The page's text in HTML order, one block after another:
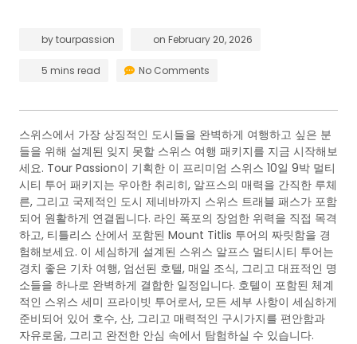
bytourpassion on February 20, 2026
5 mins read No Comments
스위스에서 가장 상징적인 도시들을 완벽하게 여행하고 싶은 분
들을 위해 설계된 잊지 못할 스위스 여행 패키지를 지금 시작해보
세요. Tour Passion이 기획한 이 프리미엄 스위스 10일 9박 멀티
시티 투어 패키지는 우아한 취리히, 알프스의 매력을 간직한 루체
른, 그리고 국제적인 도시 제네바까지 스위스 트래블 패스가 포함
되어 원활하게 연결됩니다. 라인 폭포의 장엄한 위력을 직접 목격
하고, 티틀리스 산에서 포함된 Mount Titlis 투어의 짜릿함을 경
험해보세요. 이 세심하게 설계된 스위스 알프스 멀티시티 투어는
경치 좋은 기차 여행, 엄선된 호텔, 매일 조식, 그리고 대표적인 명
소들을 하나로 완벽하게 결합한 일정입니다. 호텔이 포함된 체계
적인 스위스 세미 프라이빗 투어로서, 모든 세부 사항이 세심하게
준비되어 있어 호수, 산, 그리고 매력적인 구시가지를 편안함과
자유로움, 그리고 완전한 안심 속에서 탐험하실 수 있습니다.